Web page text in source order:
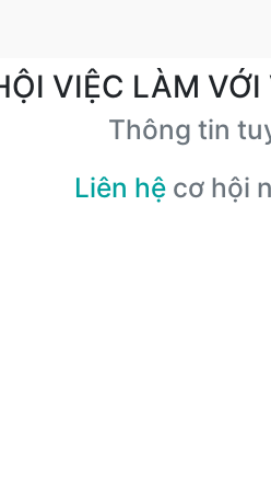
VIỆC LÀM
Thông tin
Liên hệ cơ hội